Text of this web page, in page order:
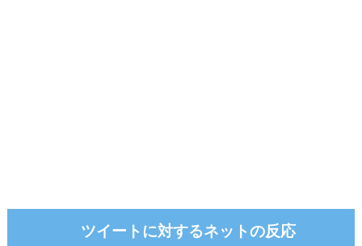
ツイートに対するネットの反応